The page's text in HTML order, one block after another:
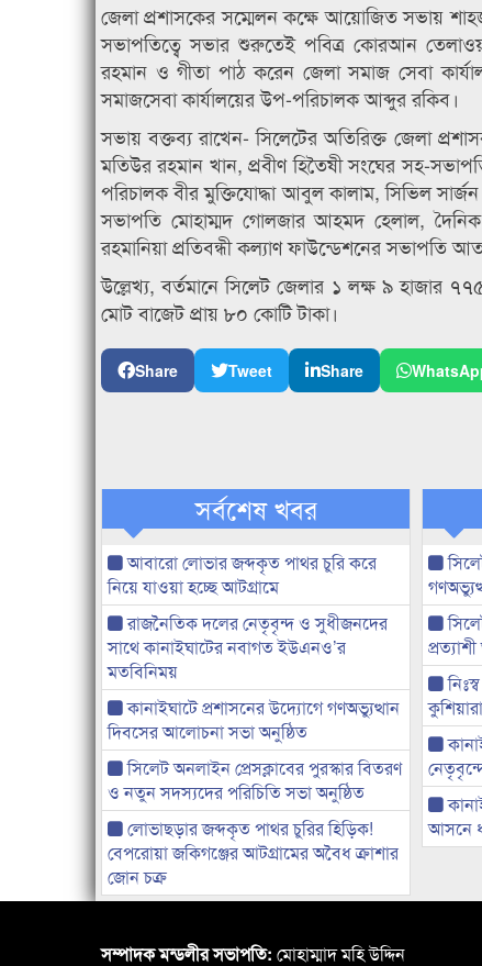
জেলা প্রশাসকের সম্মেলন কক্ষে আয়োজিত সভায়
সভাপতিত্বে সভার শুরুতেই পবিত্র কোরআন
রহমান ও গীতা পাঠ করেন জেলা সমাজ সেবা
সমাজসেবা কার্যালয়ের উপ-পরিচালক আব্দুর রকিব।
সভায় বক্তব্য রাখেন- সিলেটের অতিরিক্ত জেলা
মতিউর রহমান খান, প্রবীণ হিতৈষী সংঘের সহ-
পরিচালক বীর মুক্তিযোদ্ধা আবুল কালাম, সিভিল সার্জন
সভাপতি মোহাম্মদ গোলজার আহমদ হেলাল,
রহমানিয়া প্রতিবন্ধী কল্যাণ ফাউন্ডেশনের সভাপতি
উল্লেখ্য, বর্তমানে সিলেট জেলার ১ লক্ষ ৯ হাজার
মোট বাজেট প্রায় ৮০ কোটি টাকা।
Share Tweet Share
সর্বশেষ খবর
আবারো লোভার জব্দকৃত পাথর চুরি করে
নিয়ে যাওয়া হচ্ছে আটগ্রামে
রাজনৈতিক দলের নেতৃবৃন্দ ও সুধীজনদের
সাথে কানাইঘাটের নবাগত ইউএনও’র
মতবিনিময়
কানাইঘাটে প্রশাসনের উদ্যোগে গণঅভ্যুত্থান
দিবসের আলোচনা সভা অনুষ্ঠিত
সিলেট অনলাইন প্রেসক্লাবের পুরস্কার বিতরণ
ও নতুন সদস্যদের পরিচিতি সভা অনুষ্ঠিত
লোভাছড়ার জব্দকৃত পাথর চুরির হিড়িক!
বেপরোয়া জকিগঞ্জের আটগ্রামের অবৈধ ক্রাশার
জোন চক্র
আসনে
সম্পাদক মন্ডলীর সভাপতি: মোহাম্মাদ মহি উদ্দিন